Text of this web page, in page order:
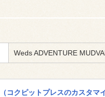
Weds ADVENTURE
コクピットプレスのカスタマ